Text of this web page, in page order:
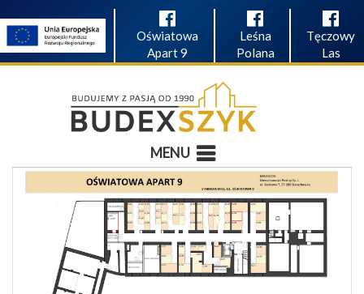
Oświatowa
Apart 9
Leśna
Polana
Tęczowy
Las
MENU